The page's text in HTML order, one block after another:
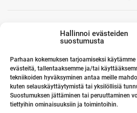
Hallinnoi evästeiden
suostumusta
Parhaan kokemuksen tarjoamiseksi
evästeitä, tallentaaksemme ja/tai
tekniikoiden hyväksyminen antaa meille
kuten selauskäyttäytymistä tai yksilöllisiä
Suostumuksen jättäminen tai peruuttaminen
tiettyihin ominaisuuksiin ja toimintoihin.
Toimistomme Euroopassa
Kumppanimme maailmalla